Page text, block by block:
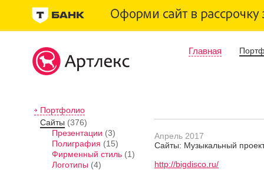
Главная
Портфолио
Сайты (376)
Презентации (3)
Полиграфия (15)
Фирменный стиль (1)
Логотипы (4)
Апрель 2017
Сайты: Музыкальный
http://bigdisco.ru/